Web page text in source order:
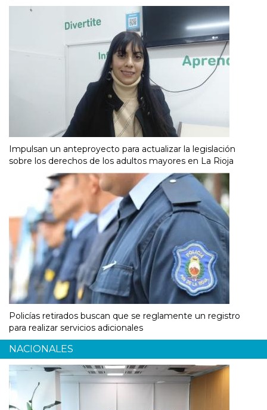
Impulsan un anteproyecto para actualizar la legislación
sobre los derechos de los adultos mayores en La Rioja
Policías retirados buscan que se reglamente un registro
para realizar servicios adicionales
NACIONALES